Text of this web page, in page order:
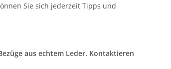
Sie sich jederzeit Tipps und
aus echtem Leder. Kontaktieren